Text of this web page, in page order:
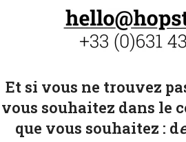
Et si vous ne trouvez
vous souhaitez dans le
que vous souhaitez : d